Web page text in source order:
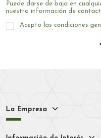
Puede darse de baja en
nuestra información de
Acepto las condiciones
La Empresa